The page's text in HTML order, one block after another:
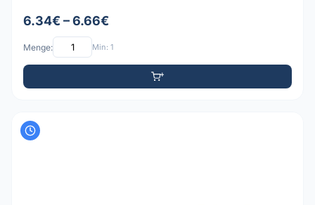
6.34€ – 6.66€
Menge: Min: 1